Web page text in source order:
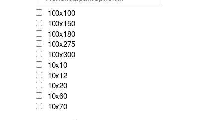
Velloza
Vitacer
Vivacer
WOW
Zeus Ceramica
iKeramix
100x100
100x150
100x180
100x275
100x300
10x10
10x12
10x20
10x60
10x70